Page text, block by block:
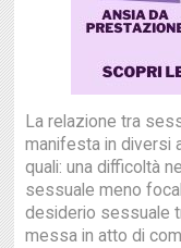
La relazione tra
manifesta in diversi
quali: una difficoltà
sessuale meno
desiderio sessuale
messa in atto di